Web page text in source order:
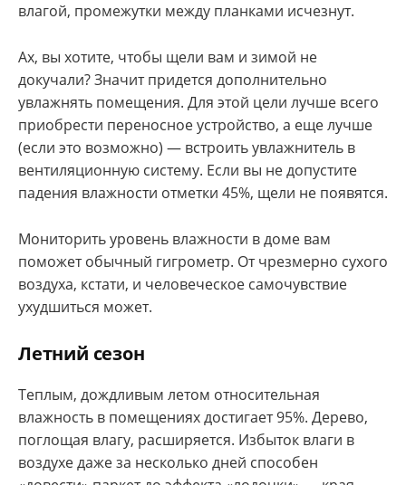
влагой, промежутки между планками исчезнут.
Ах, вы хотите, чтобы щели вам и зимой не
докучали? Значит придется дополнительно
увлажнять помещения. Для этой цели лучше всего
приобрести переносное устройство, а еще лучше
(если это возможно) — встроить увлажнитель в
вентиляционную систему. Если вы не допустите
падения влажности отметки 45%, щели не появятся.
Мониторить уровень влажности в доме вам
поможет обычный гигрометр. От чрезмерно сухого
воздуха, кстати, и человеческое самочувствие
ухудшиться может.
Летний сезон
Теплым, дождливым летом относительная
влажность в помещениях достигает 95%. Дерево,
поглощая влагу, расширяется. Избыток влаги в
воздухе даже за несколько дней способен